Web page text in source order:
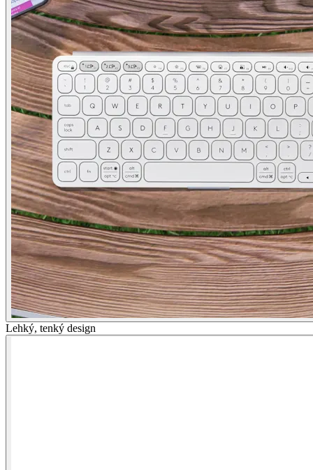
Lehký, tenký design